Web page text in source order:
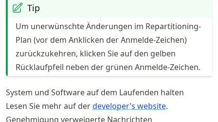
Tip
Um unerwünschte Änderungen im Repartitioning-
Plan (vor dem Anklicken der Anmelde-Zeichen)
zurückzukehren, klicken Sie auf den gelben
Rücklaufpfeil neben der grünen Anmelde-Zeichen.
System und Software auf dem Laufenden halten
Lesen Sie mehr auf derdeveloper’s website.
Genehmigung verweigerte Nachrichten